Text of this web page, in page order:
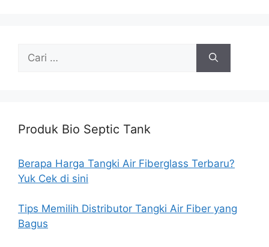
untuk:
Produk Bio Septic Tank
Berapa Harga Tangki Air Fiberglass Terbaru?
Yuk Cek di sini
Tips Memilih Distributor Tangki Air Fiber yang
Bagus